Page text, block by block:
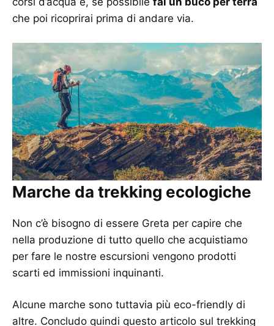
che poi ricoprirai prima di andare via.
Marche da trekking ecologiche
Non c’è bisogno di essere Greta per capire che
nella produzione di tutto quello che acquistiamo
per fare le nostre escursioni vengono prodotti
scarti ed immissioni inquinanti.
Alcune marche sono tuttavia più eco-friendly di
altre. Concludo quindi questo articolo sul trekking